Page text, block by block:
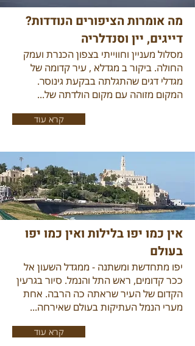
מה אומרות הציפורים הנודדות?
דייגים, יין וסנדלריה
מסלול מעניין וחווייתי בצפון הכנרת ועמק
החולה. ביקור ב מגדלא , עיר קדומה של
מגדלי דגים שהתגלתה בבקעת גינוסר.
המקום מזוהה עם מקום הולדתה של...
קרא עוד
אין כמו יפו בלילות ואין כמו יפו
בעולם
יפו מתחדשת ומשתנה - ממגדל השעון אל
ככר קדומים, ראש התל והנמל. סיור בגרעין
הקדום של העיר שראתה כה הרבה. אחת
מערי הנמל העתיקות בעולם שאירחה...
קרא עוד